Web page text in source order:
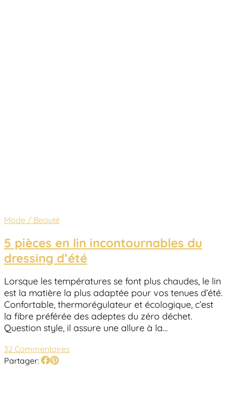
Mode / Beauté
5 pièces en lin incontournables du
dressing d’été
Lorsque les températures se font plus chaudes, le lin
est la matière la plus adaptée pour vos tenues d’été.
Confortable, thermorégulateur et écologique, c’est
la fibre préférée des adeptes du zéro déchet.
Question style, il assure une allure à la…
32 Commentaires
Partager: